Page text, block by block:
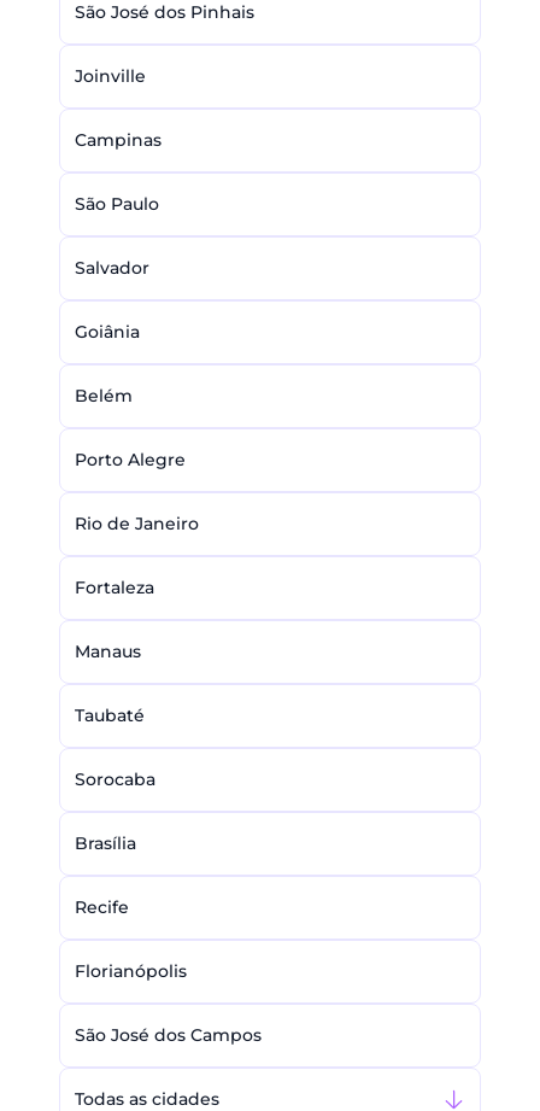
São José dos Pinhais
Joinville
Campinas
São Paulo
Salvador
Goiânia
Belém
Porto Alegre
Rio de Janeiro
Fortaleza
Manaus
Taubaté
Sorocaba
Brasília
Recife
Florianópolis
São José dos Campos
Todas as cidades